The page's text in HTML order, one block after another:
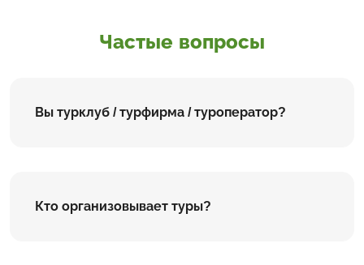
Частые вопросы
Вы турклуб / турфирма / туроператор?
Кто организовывает туры?